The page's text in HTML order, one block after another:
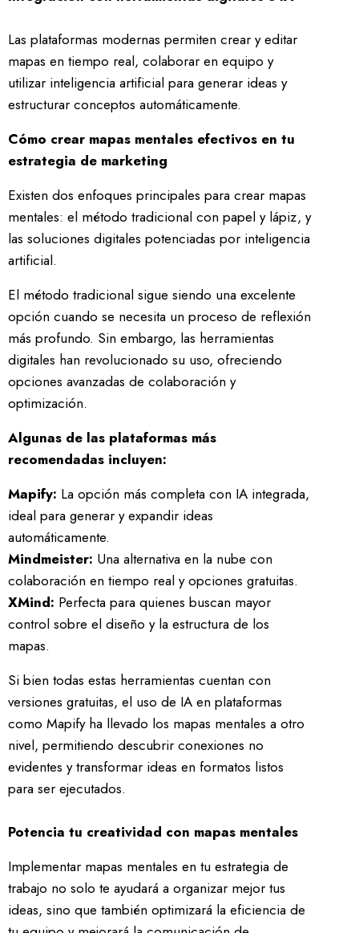
Las plataformas modernas permiten crear y editar
mapas en tiempo real, colaborar en equipo y
utilizar inteligencia artificial para generar ideas y
estructurar conceptos automáticamente.
Cómo crear mapas mentales efectivos en tu
estrategia de marketing
Existen dos enfoques principales para crear mapas
mentales: el método tradicional con papel y lápiz, y
las soluciones digitales potenciadas por inteligencia
artificial.
El método tradicional sigue siendo una excelente
opción cuando se necesita un proceso de reflexión
más profundo. Sin embargo, las herramientas
digitales han revolucionado su uso, ofreciendo
opciones avanzadas de colaboración y
optimización.
Algunas de las plataformas más
recomendadas incluyen:
Mapify: La opción más completa con IA integrada,
ideal para generar y expandir ideas
automáticamente.
Mindmeister: Una alternativa en la nube con
colaboración en tiempo real y opciones gratuitas.
XMind: Perfecta para quienes buscan mayor
control sobre el diseño y la estructura de los
mapas.
Si bien todas estas herramientas cuentan con
versiones gratuitas, el uso de IA en plataformas
como Mapify ha llevado los mapas mentales a otro
nivel, permitiendo descubrir conexiones no
evidentes y transformar ideas en formatos listos
para ser ejecutados.
Potencia tu creatividad con mapas mentales
Implementar mapas mentales en tu estrategia de
trabajo no solo te ayudará a organizar mejor tus
ideas, sino que también optimizará la eficiencia de